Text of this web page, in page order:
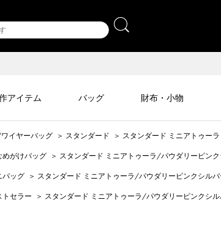
アイテム バッグ 財布・小物
イヤーバッグ ＞ スタンダード ＞ スタンダード ミニアトゥーラ
めがけバッグ ＞ スタンダード ミニアトゥーラ/パウダリーピン
バッグ ＞ スタンダード ミニアトゥーラ/パウダリーピンクシルバ
トセラー ＞ スタンダード ミニアトゥーラ/パウダリーピンクシル